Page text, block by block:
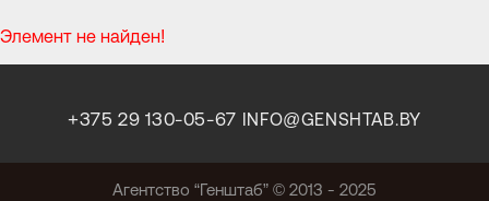
Элемент не найден!
+375 29 130-05-67 INFO@GENSHTAB.BY
Агентство “Генштаб” © 2013 - 2025